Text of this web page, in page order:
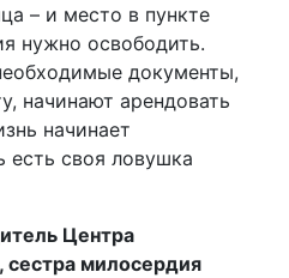
– и место в пункте
нужно освободить.
документы,
начинают арендовать
начинает
есть своя ловушка
Центра
милосердия